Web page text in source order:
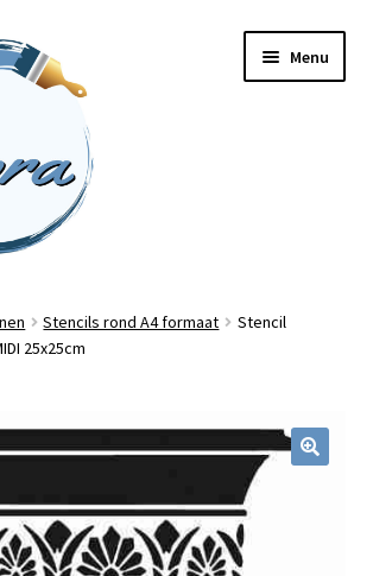
Menu
Stencils rond A4 formaat
Stencil
25x25cm